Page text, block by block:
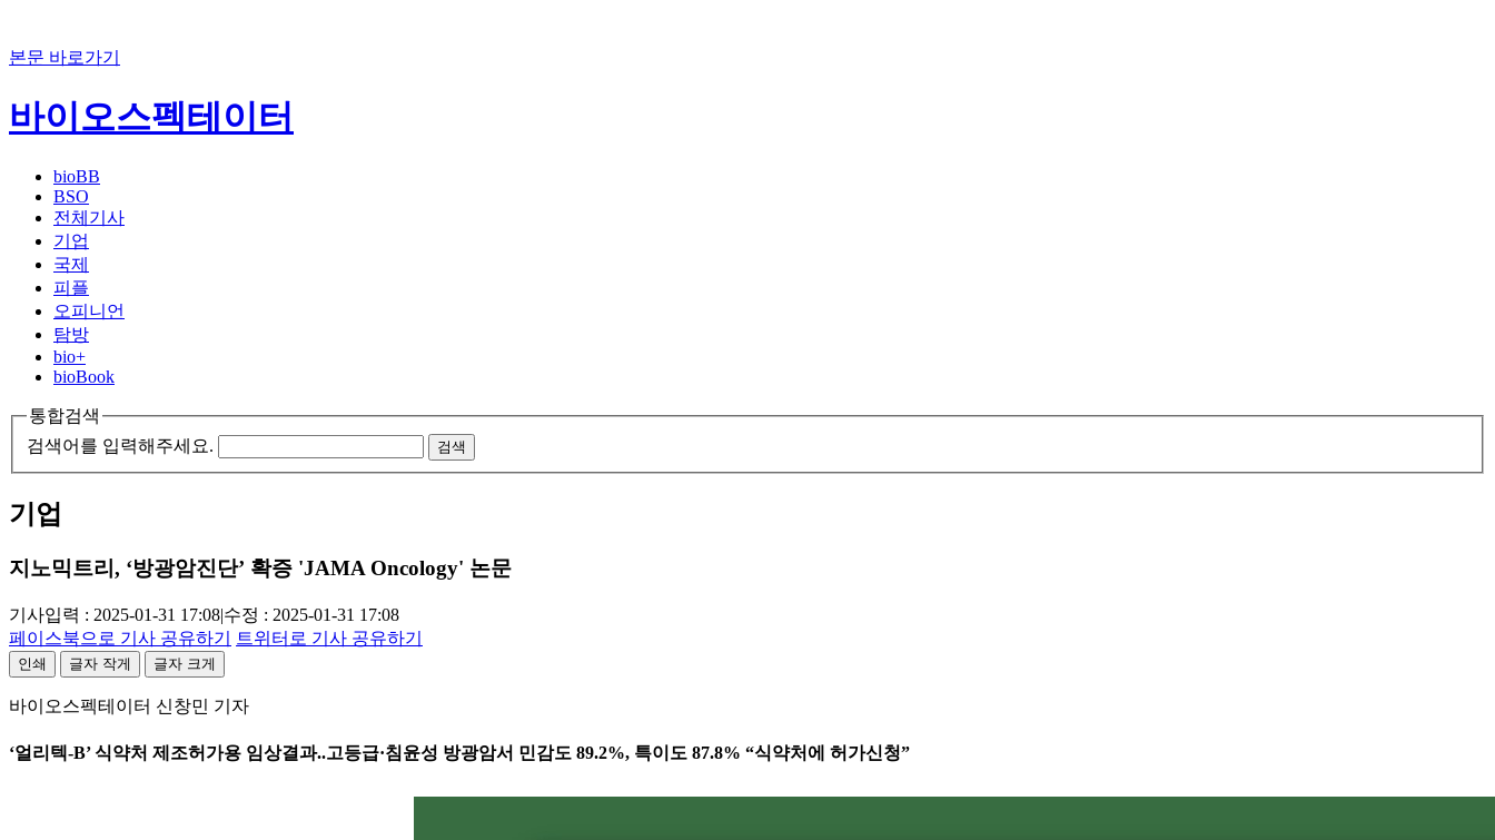
본문 바로가기
바이오스펙테이터
bioBB
BSO
전체기사
기업
국제
피플
오피니언
탐방
bio+
bioBook
통합검색
검색어를 입력해주세요.
검색
기업
지노믹트리, ‘방광암진단’ 확증 'JAMA Oncology' 논문
기사입력 : 2025-01-31 17:08|수정 : 2025-01-31 17:08
페이스북으로 기사 공유하기
트위터로 기사 공유하기
인쇄 글자 작게 글자 크게
바이오스펙테이터 신창민 기자
‘얼리텍-B’ 식약처 제조허가용 임상결과..고등급·침윤성 방광암서 민감도 89.2%, 특이도 87.8% “식약처에 허가신청”